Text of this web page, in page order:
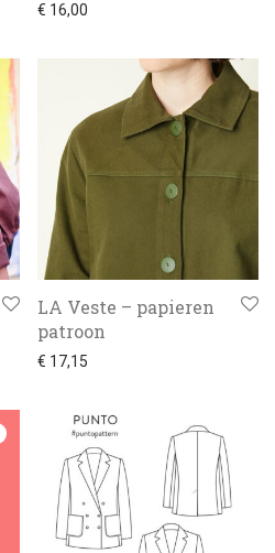
€ 16,00
LA Veste – papieren
patroon
€ 17,15